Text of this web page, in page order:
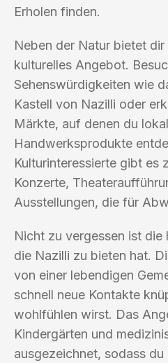
Erholen finden.
Neben der Natur bietet
kulturelles Angebot.
Sehenswürdigkeiten wie
Kastell von Nazilli oder
Märkte, auf denen du
Handwerksprodukte
Kulturinteressierte gibt es
Konzerte,
Ausstellungen, die für
Nicht zu vergessen ist die
die Nazilli zu bieten hat.
von einer lebendigen
schnell neue Kontakte
wohlfühlen wirst. Das
Kindergärten und
ausgezeichnet, sodass